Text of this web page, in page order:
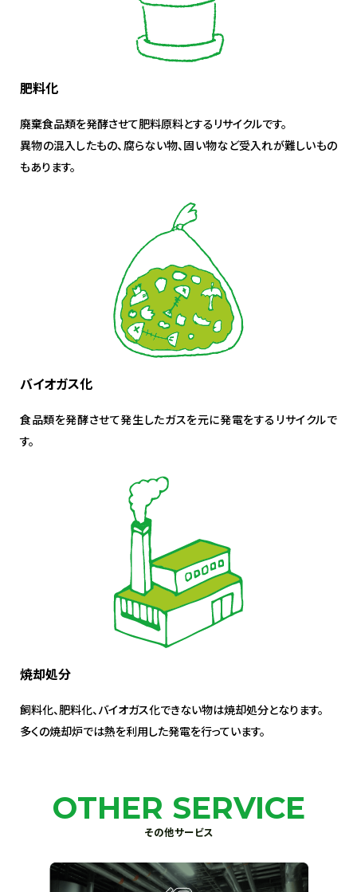
肥料化
廃棄食品類を発酵させて肥料原料とするリサイクルです。
異物の混入したもの、腐らない物、固い物など受入れが難しいもの
もあります。
バイオガス化
食品類を発酵させて発生したガスを元に発電をするリサイクルで
す。
焼却処分
飼料化、肥料化、バイオガス化できない物は焼却処分となります。
多くの焼却炉では熱を利用した発電を行っています。
OTHER SERVICE
その他サービス